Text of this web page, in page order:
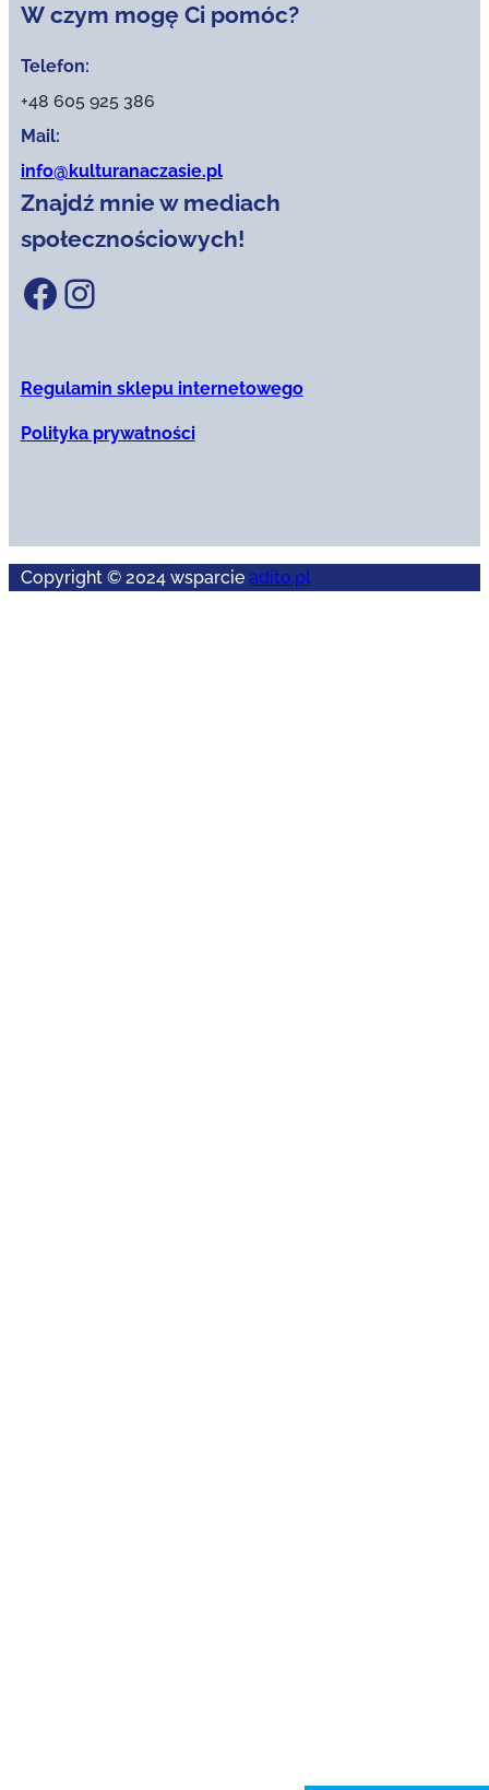
W czym mogę Ci pomóc?
Telefon:
+48 605 925 386
Mail:
info@kulturanaczasie.pl
Znajdź mnie w mediach
społecznościowych!
Facebook Instagram
Regulamin sklepu internetowego
Polityka prywatności
Copyright © 2024 wsparcie adito.pl